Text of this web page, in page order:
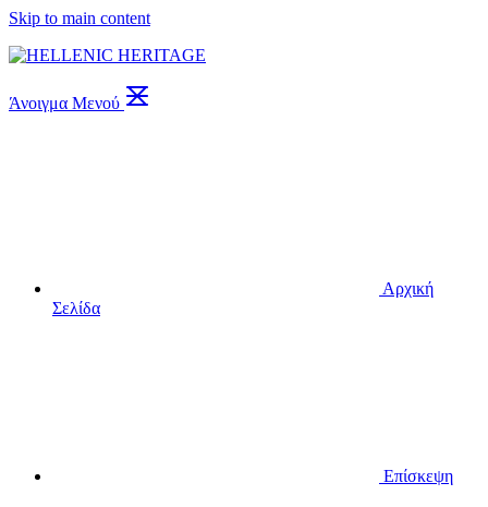
Skip to main content
Άνοιγμα Μενού
Αρχική
Σελίδα
Επίσκεψη